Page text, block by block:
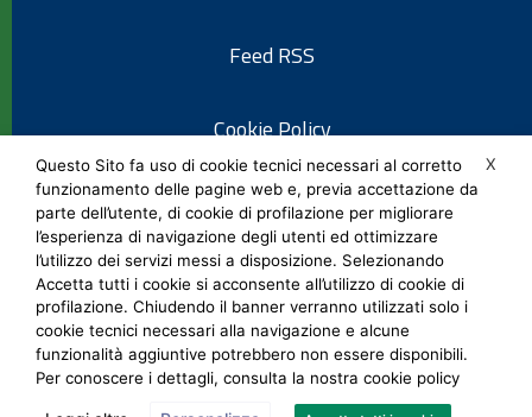
Feed RSS
Cookie Policy
Informativa privacy
Note legali
Social Media Policy
X
Questo Sito fa uso di cookie tecnici necessari al corretto
funzionamento delle pagine web e, previa accettazione da
parte dell’utente, di cookie di profilazione per migliorare
l’esperienza di navigazione degli utenti ed ottimizzare
l’utilizzo dei servizi messi a disposizione. Selezionando
Accetta tutti i cookie si acconsente all’utilizzo di cookie di
profilazione. Chiudendo il banner verranno utilizzati solo i
cookie tecnici necessari alla navigazione e alcune
funzionalità aggiuntive potrebbero non essere disponibili.
Per conoscere i dettagli, consulta la nostra cookie policy